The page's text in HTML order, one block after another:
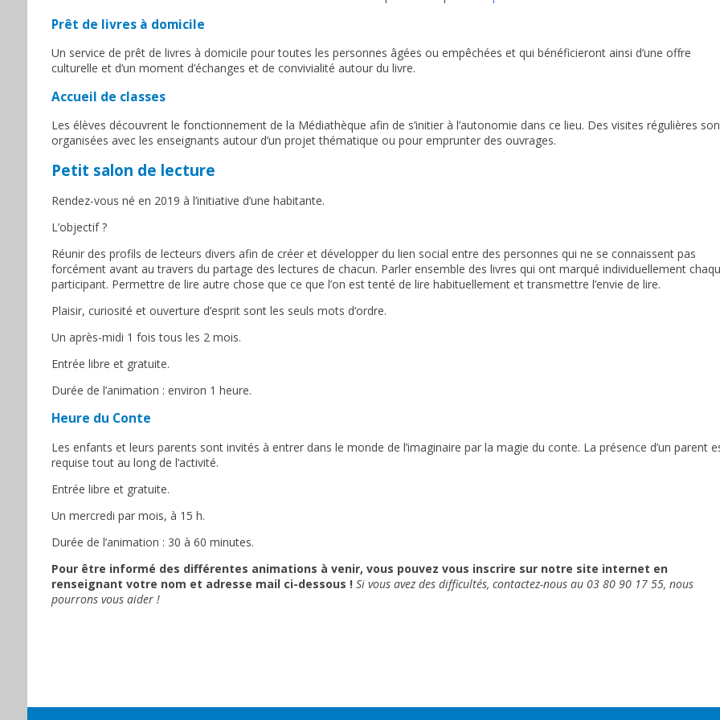
Prêt de livres à domicile
Un service de prêt de livres à domicile pour toutes les personnes âgées ou empêchées et qui bénéficieront ainsi d’une offre
culturelle et d’un moment d’échanges et de convivialité autour du livre.
Accueil de classes
Les élèves découvrent le fonctionnement de la Médiathèque afin de s’initier à l’autonomie dans ce lieu. Des visites régulières
organisées avec les enseignants autour d’un projet thématique ou pour emprunter des ouvrages.
Petit salon de lecture
Rendez-vous né en 2019 à l’initiative d’une habitante.
L’objectif ?
Réunir des profils de lecteurs divers afin de créer et développer du lien social entre des personnes qui ne se connaissent pas
forcément avant au travers du partage des lectures de chacun. Parler ensemble des livres qui ont marqué individuellement
participant. Permettre de lire autre chose que ce que l’on est tenté de lire habituellement et transmettre l’envie de lire.
Plaisir, curiosité et ouverture d’esprit sont les seuls mots d’ordre.
Un après-midi 1 fois tous les 2 mois.
Entrée libre et gratuite.
Durée de l’animation : environ 1 heure.
Heure du Conte
Les enfants et leurs parents sont invités à entrer dans le monde de l’imaginaire par la magie du conte. La présence d’un parent
requise tout au long de l’activité.
Entrée libre et gratuite.
Un mercredi par mois, à 15 h.
Durée de l’animation : 30 à 60 minutes.
Pour être informé des différentes animations à venir, vous pouvez vous inscrire sur notre site internet en
renseignant votre nom et adresse mail ci-dessous ! Si vous avez des difficultés, contactez-nous au 03 80 90 17 55, nous
pourrons vous aider !